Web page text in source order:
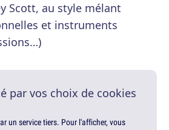
Scott, au style mélant
et instruments
par vos choix de cookies
un service tiers. Pour l'afficher, vous